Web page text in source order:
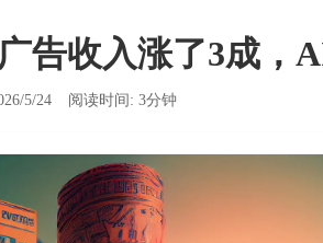
告收入涨了3成，
5/24 阅读时间: 3分钟